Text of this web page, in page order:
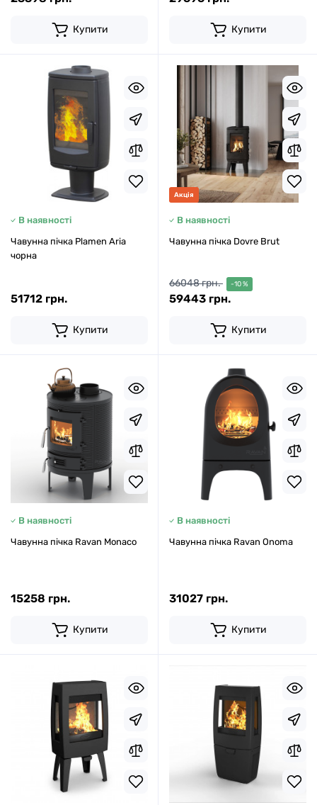
Купити Купити
В наявності
Чавунна пічка Plamen Aria
чорна
51712 грн.
Купити
Акція
В наявності
Чавунна пічка Dovre Brut
66048 грн. -10 %
59443 грн.
Купити
В наявності
Чавунна пічка Ravan Monaco
15258 грн.
Купити
В наявності
Чавунна пічка Ravan Onoma
31027 грн.
Купити